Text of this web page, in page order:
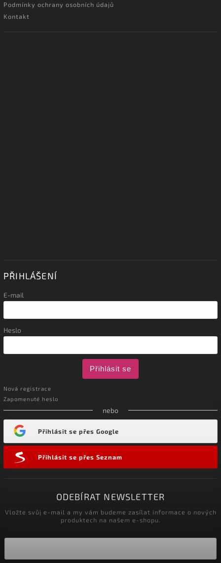
Podmínky ochrany osobních údajů
Kontakt
PŘIHLÁŠENÍ
E-mail
Heslo
Přihlásit se
Nová registrace
Zapomenuté heslo
nebo
Přihlásit se přes Google
Přihlásit se přes Seznam
ODEBÍRAT NEWSLETTER
Vložte svůj e-mail a my vám budeme zasílat informace o nových
produktech na našem e-shopu.